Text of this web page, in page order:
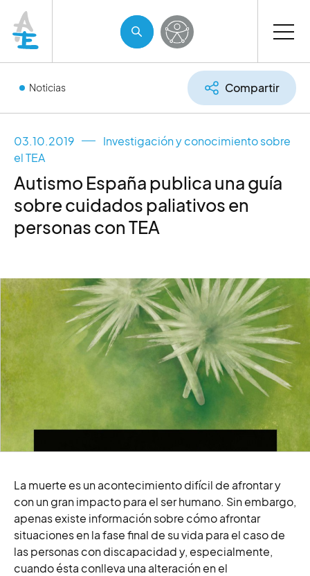
Noticias Compartir
03.10.2019
Investigación y conocimiento sobre
el TEA
Autismo España publica una guía
sobre cuidados paliativos en
personas con TEA
La muerte es un acontecimiento difícil de afrontar y
con un gran impacto para el ser humano. Sin embargo,
apenas existe información sobre cómo afrontar
situaciones en la fase final de su vida para el caso de
las personas con discapacidad y, especialmente,
cuando ésta conlleva una alteración en el